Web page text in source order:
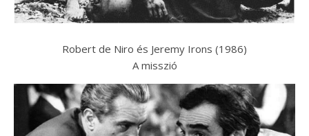
Robert de Niro és Jeremy Irons (1986)
A misszió